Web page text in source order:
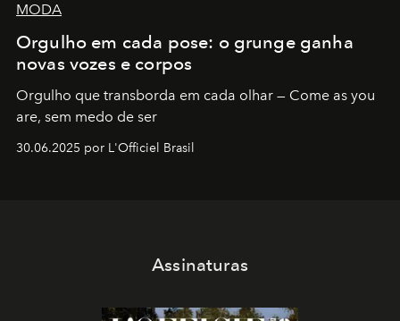
MODA
Orgulho em cada pose: o grunge ganha
novas vozes e corpos
Orgulho que transborda em cada olhar — Come as you
are, sem medo de ser
30.06.2025 por L'Officiel Brasil
Assinaturas